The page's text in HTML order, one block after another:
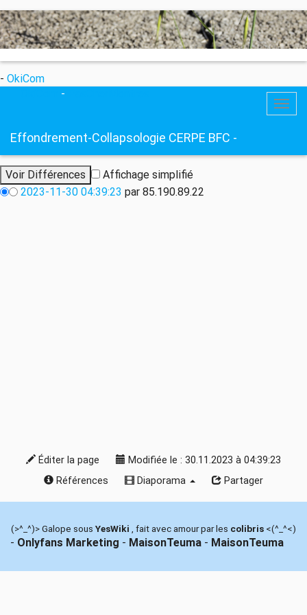
- OkiCom
Effondrement-Collapsologie CERPE BFC -
-
Affichage simplifié
2023-11-30 04:39:23 par 85.190.89.22
Éditer la page
Modifiée le : 30.11.2023 à 04:39:23
Références
Diaporama Partager
(>^_^)> Galope sous YesWiki , fait avec amour par les colibris <(^_^<)
- Onlyfans Marketing - MaisonTeuma - MaisonTeuma